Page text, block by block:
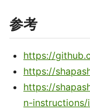
参考
https://
https://
https://
n-instructions/